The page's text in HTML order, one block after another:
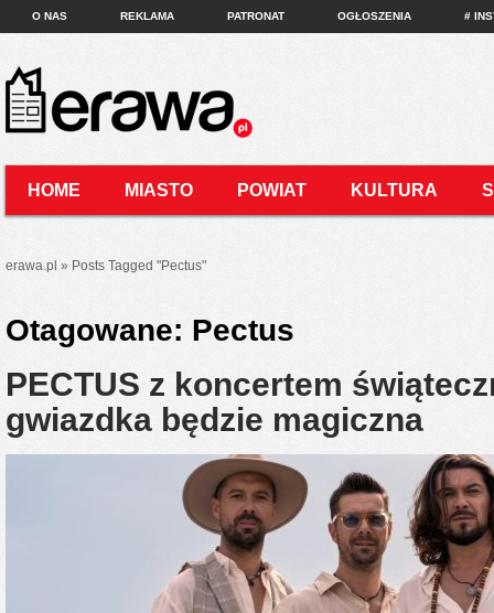
O NAS REKLAMA PATRONAT OGŁOSZENIA #
HOME MIASTO POWIAT KULTURA
erawa.pl » Posts Tagged "Pectus"
Otagowane: Pectus
PECTUS z koncertem
gwiazdka będzie magiczna